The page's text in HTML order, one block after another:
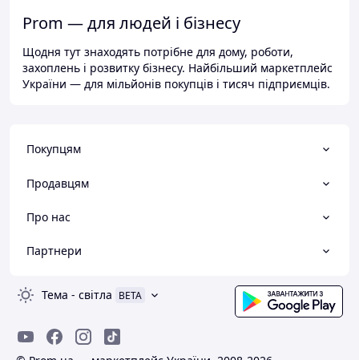
Prom — для людей і бізнесу
Щодня тут знаходять потрібне для дому, роботи,
захоплень і розвитку бізнесу. Найбільший маркетплейс
України — для мільйонів покупців і тисяч підприємців.
Покупцям
Продавцям
Про нас
Партнери
Тема - світла BETA